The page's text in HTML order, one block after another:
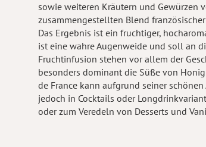
sowie weiteren Kräutern und Gewürzen
zusammengestellten Blend französischer
Das Ergebnis ist ein fruchtiger,
ist eine wahre Augenweide und soll an
Fruchtinfusion stehen vor allem der
besonders dominant die Süße von
de France kann aufgrund seiner
jedoch in Cocktails oder
oder zum Veredeln von Desserts und